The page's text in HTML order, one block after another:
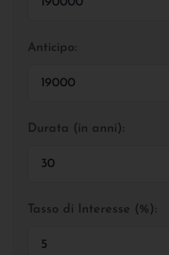
Anticipo:
Durata (in anni):
Tasso di Interesse (%):